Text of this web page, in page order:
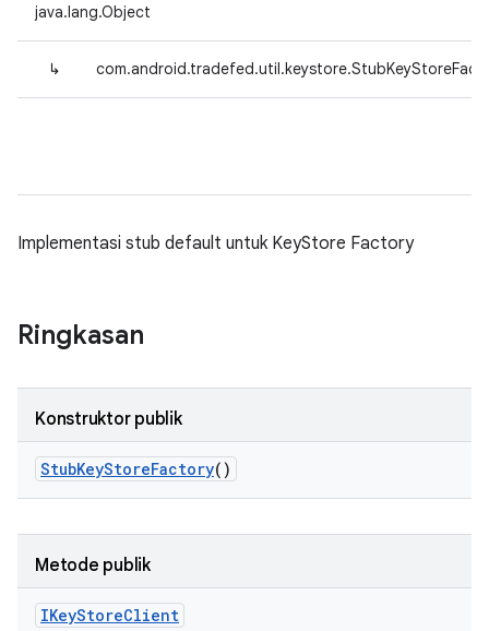
java.lang.Object
↳
Implementasi stub default untuk KeyStore Factory
Ringkasan
Konstruktor publik
StubKeyStoreFactory()
Metode publik
IKeyStoreClient